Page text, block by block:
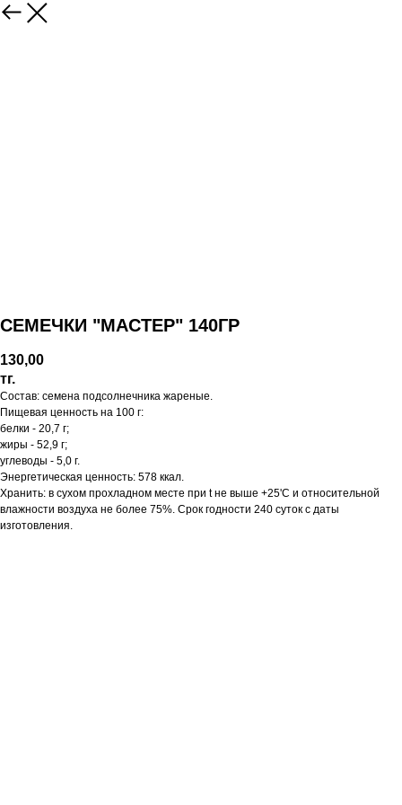
СЕМЕЧКИ "МАСТЕР" 140ГР
130,00
тг.
Состав: семена подсолнечника жареные.
Пищевая ценность на 100 г:
белки - 20,7 г;
жиры - 52,9 г;
углеводы - 5,0 г.
Энергетическая ценность: 578 ккал.
Хранить: в сухом прохладном месте при t не выше +25'C и относительной
влажности воздуха не более 75%. Срок годности 240 суток с даты
изготовления.